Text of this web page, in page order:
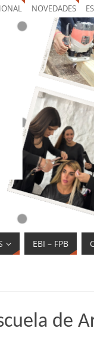
NOVEDADES
EBI – FPB
de